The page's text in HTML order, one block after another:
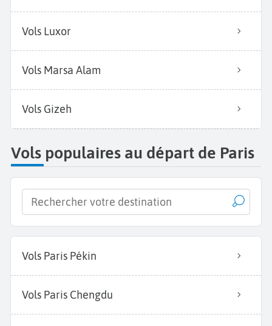
Vols Luxor
Vols Marsa Alam
Vols Gizeh
Vols populaires au départ de Paris
Vols Paris Pékin
Vols Paris Chengdu